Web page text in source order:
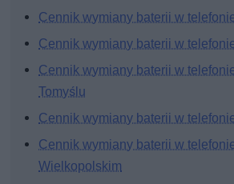
Cennik wymiany baterii w
Cennik wymiany baterii w
Cennik wymiany baterii w
Tomyślu
Cennik wymiany baterii w
Cennik wymiany baterii w
Wielkopolskim